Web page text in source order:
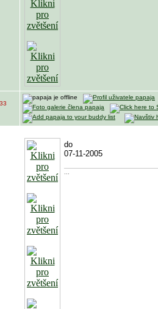
do
07-11-2005